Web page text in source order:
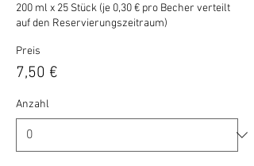
200 ml x 25 Stück (je 0,30 € pro Becher verteilt
auf den Reservierungszeitraum)
Preis
7,50 €
Anzahl